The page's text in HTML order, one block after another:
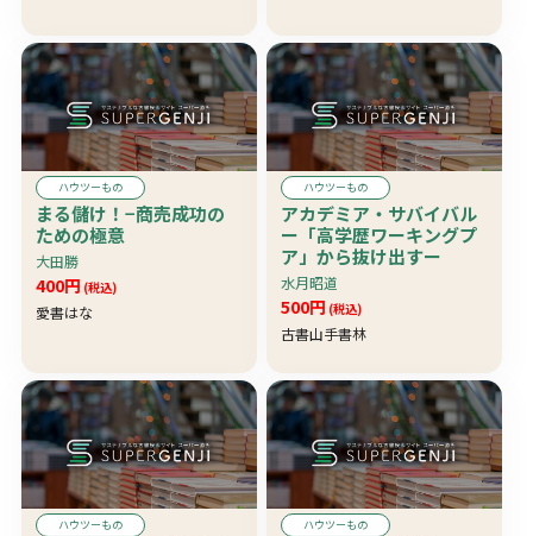
ハウツーもの
まる儲け！−商売成功の
ための極意
大田勝
400円 (税込)
愛書はな
ハウツーもの
アカデミア・サバイバル
ー「高学歴ワーキングプ
ア」から抜け出すー
水月昭道
500円 (税込)
古書山手書林
ハウツーもの ハウツーもの